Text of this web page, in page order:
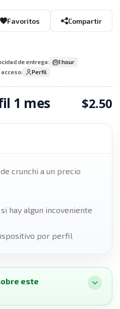
Favoritos Compartir
de entrega:
1 hour
acceso: Perfil
1 mes $2.50
crunchi a un precio
hay algun incoveniente
por perfil
este